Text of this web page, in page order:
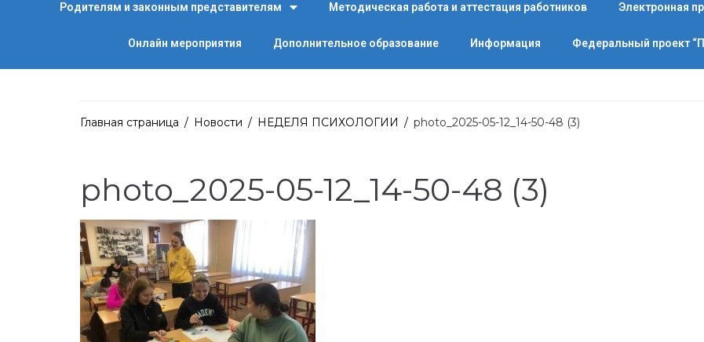
Родителям и законным представителям Методическая работа и аттестация работников Электронная
Онлайн мероприятия Дополнительное образование Информация Федеральный проект
Главная страница / Новости / НЕДЕЛЯ ПСИХОЛОГИИ / photo_2025-05-12_14-50-48 (3)
photo_2025-05-12_14-50-48 (3)